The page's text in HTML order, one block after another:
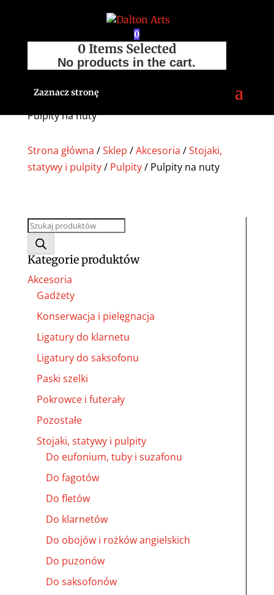
0
0 Items Selected
No products in the cart.
Zaznacz stronę
Pulpity na nuty
Strona główna /Sklep /Akcesoria /Stojaki,
statywy i pulpity/ Pulpity/ Pulpity na nuty
Wyszukiwarka
produktów
Kategorie produktów
Akcesoria
Gadżety
Konserwacja i pielęgnacja
Ligatury do klarnetu
Ligatury do saksofonu
Paski szelki
Pokrowce i futerały
Pozostałe
Stojaki, statywy i pulpity
Do eufonium, tuby i suzafonu
Do fagotów
Do fletów
Do klarnetów
Do obojów i rożków angielskich
Do puzonów
Do saksofonów